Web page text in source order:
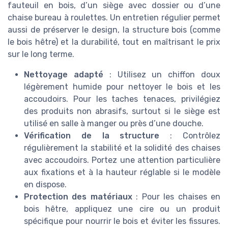
fauteuil en bois, d’un siège avec dossier ou d’une
chaise bureau à roulettes. Un entretien régulier permet
aussi de préserver le design, la structure bois (comme
le bois hêtre) et la durabilité, tout en maîtrisant le prix
sur le long terme.
Nettoyage adapté : Utilisez un chiffon doux
légèrement humide pour nettoyer le bois et les
accoudoirs. Pour les taches tenaces, privilégiez
des produits non abrasifs, surtout si le siège est
utilisé en salle à manger ou près d’une douche.
Vérification de la structure : Contrôlez
régulièrement la stabilité et la solidité des chaises
avec accoudoirs. Portez une attention particulière
aux fixations et à la hauteur réglable si le modèle
en dispose.
Protection des matériaux: Pour les chaises en
bois hêtre, appliquez une cire ou un produit
spécifique pour nourrir le bois et éviter les fissures.